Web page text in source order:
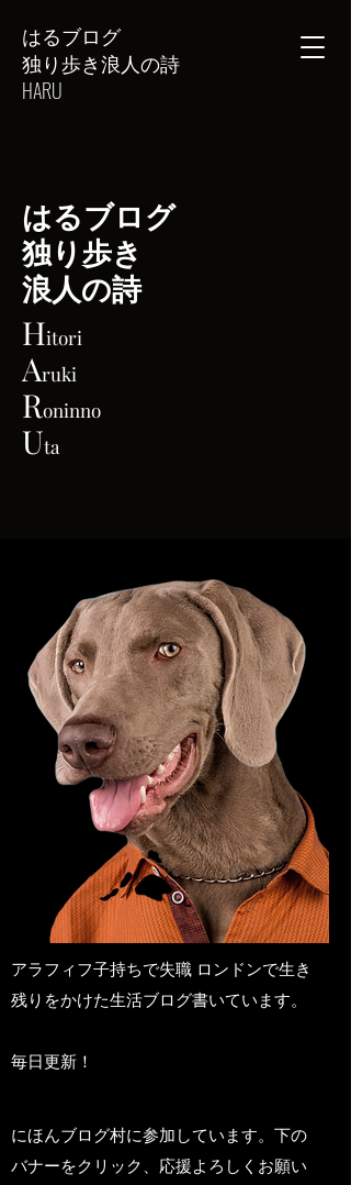
はるブログ
独り歩き浪人の詩
HARU
はるブログ
独り歩き
浪人の詩
Hitori
Aruki
Roninno
Uta
アラフィフ子持ちで失職 ロンドンで生き
残りをかけた生活ブログ書いています。
毎日更新！
にほんブログ村に参加しています。下の
バナーをクリック、応援よろしくお願い